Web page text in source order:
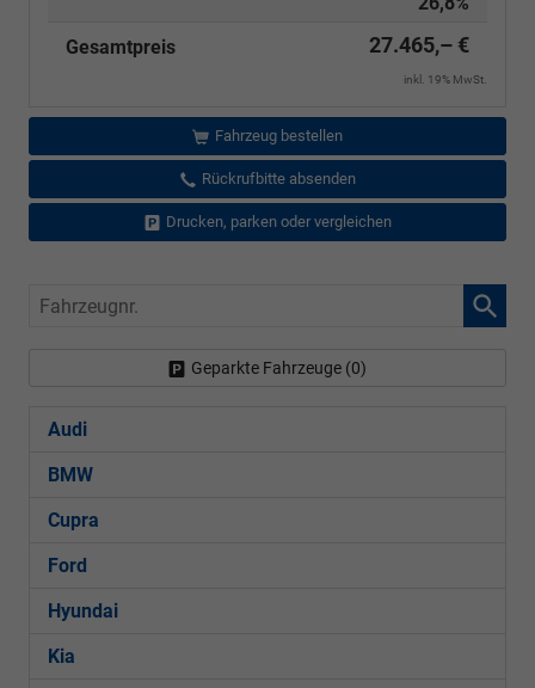
Gesamtpreis
27.465,– €
inkl. 19% MwSt.
Fahrzeug bestellen
Rückrufbitte absenden
Drucken, parken oder vergleichen
Fahrzeugnr.
Geparkte Fahrzeuge (0)
Audi
BMW
Cupra
Ford
Hyundai
Kia